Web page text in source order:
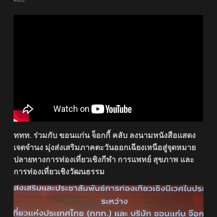
ททท. ร่วมกับ ขอนแก่นจ็อกกี้ คลับ ลงนามหนังสือแสดง
เจตจำนง มุ่งส่งเสริมภาคตะวันออกเฉียงเหนือสู่จุดหมาย
ปลายทางการท่องเที่ยวเชิงกีฬา การแพทย์ สุขภาพ และ
การท่องเที่ยวเชิงวัฒนธรรม